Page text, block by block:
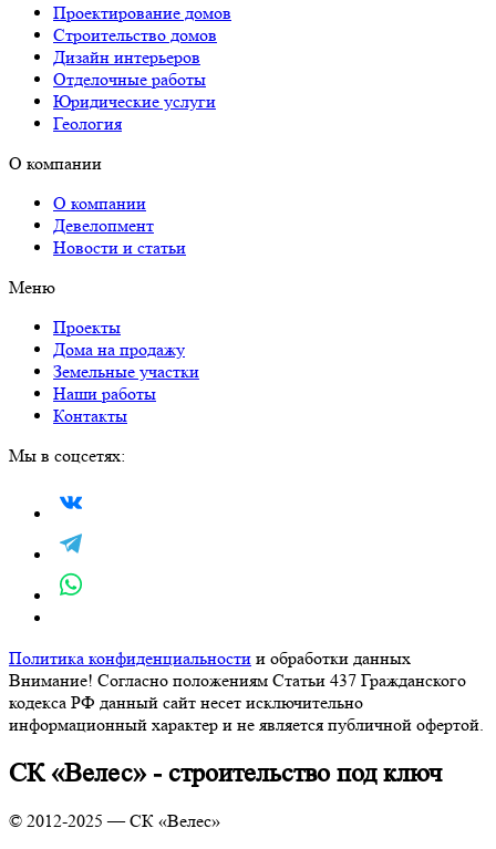
Проектирование домов
Строительство домов
Дизайн интерьеров
Отделочные работы
Юридические услуги
Геология
О компании
О компании
Девелопмент
Новости и статьи
Меню
Проекты
Дома на продажу
Земельные участки
Наши работы
Контакты
Мы в соцсетях:
Политика конфиденциальности и обработки данных
Внимание! Согласно положениям Статьи 437 Гражданского
кодекса РФ данный сайт несет исключительно
информационный характер и не является публичной офертой.
СК «Велес» - строительство под ключ
© 2012-2025 — СК «Велес»